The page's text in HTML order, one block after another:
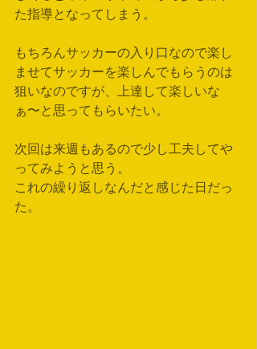
た指導となってしまう。
もちろんサッカーの入り口なので楽し
ませてサッカーを楽しんでもらうのは
狙いなのですが、上達して楽しいな
ぁ〜と思ってもらいたい。
次回は来週もあるので少し工夫してや
ってみようと思う。
これの繰り返しなんだと感じた日だっ
た。